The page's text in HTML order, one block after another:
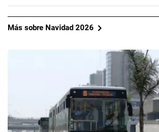
Más sobre Navidad 2026